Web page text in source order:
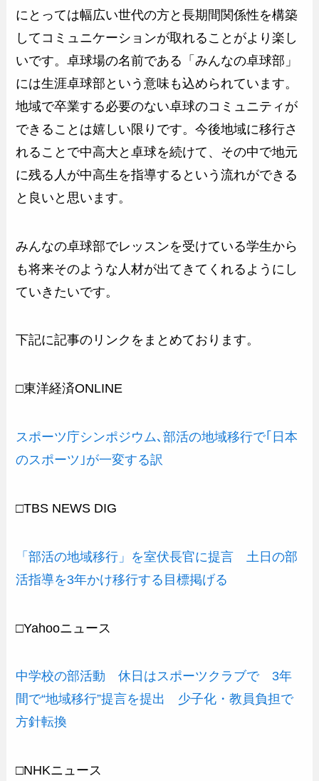
にとっては幅広い世代の方と長期間関係性を構築
してコミュニケーションが取れることがより楽し
いです。卓球場の名前である「みんなの卓球部」
には生涯卓球部という意味も込められています。
地域で卒業する必要のない卓球のコミュニティが
できることは嬉しい限りです。今後地域に移行さ
れることで中高大と卓球を続けて、その中で地元
に残る人が中高生を指導するという流れができる
と良いと思います。
みんなの卓球部でレッスンを受けている学生から
も将来そのような人材が出てきてくれるようにし
ていきたいです。
下記に記事のリンクをまとめております。
□東洋経済ONLINE
スポーツ庁シンポジウム､部活の地域移行で｢日本
のスポーツ｣が一変する訳
□TBS NEWS DIG
「部活の地域移行」を室伏長官に提言 土日の部
活指導を3年かけ移行する目標掲げる
□Yahooニュース
中学校の部活動 休日はスポーツクラブで 3年
間で“地域移行”提言を提出 少子化・教員負担で
方針転換
□NHKニュース